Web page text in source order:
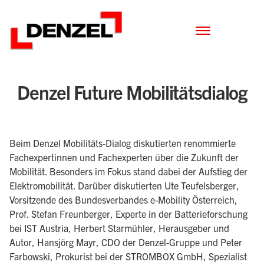
Inhalt
Denzel Future Mobilitätsdialog
Beim Denzel Mobilitäts-Dialog diskutierten renom­mierte
Fachexpertinnen und Fachexperten über die Zukunft der
Mobilität. Be­sonders im Fokus stand dabei der Aufstieg der
Elektromobilität. Darüber diskutierten Ute Teufelsberger,
Vorsitzende des Bundes­verbandes e-Mobility Österreich,
Prof. Ste­fan Freunberger, Experte in der Batteriefor­schung
bei IST Austria, Herbert Starmühler, Herausgeber und
Autor, Hansjörg Mayr, CDO der Denzel-Gruppe und Peter
Far­bowski, Prokurist bei der STROMBOX GmbH, Spezialist